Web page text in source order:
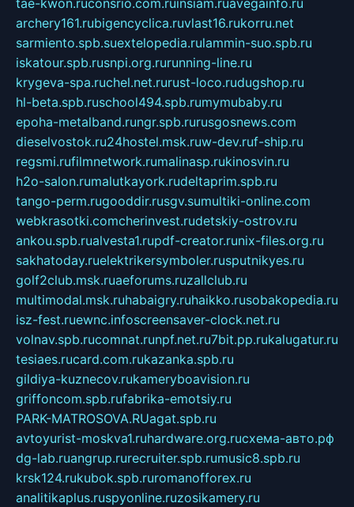
tae-kwon.ruconsrio.com.ruinsiam.ruavegainfo.ru
archery161.rubigencyclica.ruvlast16.rukorru.net
sarmiento.spb.suextelopedia.rulammin-suo.spb.ru
iskatour.spb.rusnpi.org.rurunning-line.ru
krygeva-spa.ruchel.net.rurust-loco.rudugshop.ru
hl-beta.spb.ruschool494.spb.rumymubaby.ru
epoha-metalband.rungr.spb.rurusgosnews.com
dieselvostok.ru24hostel.msk.ruw-dev.ruf-ship.ru
regsmi.rufilmnetwork.rumalinasp.rukinosvin.ru
h2o-salon.rumalutkayork.rudeltaprim.spb.ru
tango-perm.rugooddir.rusgv.sumultiki-online.com
webkrasotki.comcherinvest.rudetskiy-ostrov.ru
ankou.spb.rualvesta1.rupdf-creator.runix-files.org.ru
sakhatoday.ruelektrikersymboler.rusputnikyes.ru
golf2club.msk.ruaeforums.ruzallclub.ru
multimodal.msk.ruhabaigry.ruhaikko.rusobakopedia.ru
isz-fest.ruewnc.infoscreensaver-clock.net.ru
volnav.spb.rucomnat.runpf.net.ru7bit.pp.rukalugatur.ru
tesiaes.rucard.com.rukazanka.spb.ru
gildiya-kuznecov.rukameryboavision.ru
griffoncom.spb.rufabrika-emotsiy.ru
PARK-MATROSOVA.RUagat.spb.ru
avtoyurist-moskva1.ruhardware.org.ruсхема-авто.рф
dg-lab.ruangrup.rurecruiter.spb.rumusic8.spb.ru
krsk124.rukubok.spb.ruromanofforex.ru
analitikaplus.ruspyonline.ruzosikamery.ru